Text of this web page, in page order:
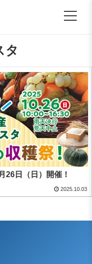
タ
日（日）開催！
2025.10.03